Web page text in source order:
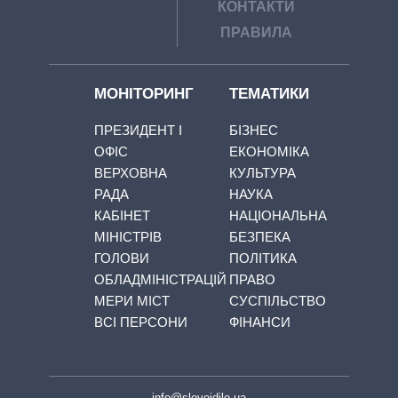
КОНТАКТИ
ПРАВИЛА
МОНІТОРИНГ
ПРЕЗИДЕНТ І
ОФІС
ВЕРХОВНА
РАДА
КАБІНЕТ
МІНІСТРІВ
ГОЛОВИ
ОБЛАДМІНІСТРАЦІЙ
МЕРИ МІСТ
ВСІ ПЕРСОНИ
ТЕМАТИКИ
БІЗНЕС
ЕКОНОМІКА
КУЛЬТУРА
НАУКА
НАЦІОНАЛЬНА
БЕЗПЕКА
ПОЛІТИКА
ПРАВО
СУСПІЛЬСТВО
ФІНАНСИ